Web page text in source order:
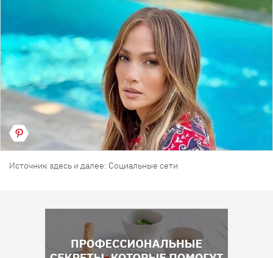
Источник здесь и далее: Социальные сети